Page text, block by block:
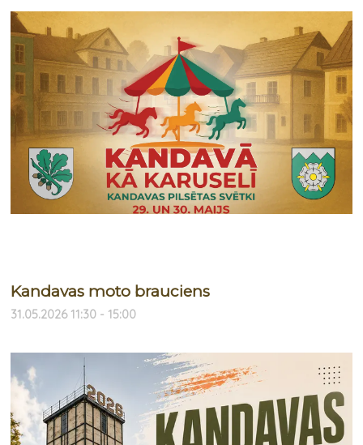
Kandavas moto brauciens
31.05.2026 11:30 - 15:00